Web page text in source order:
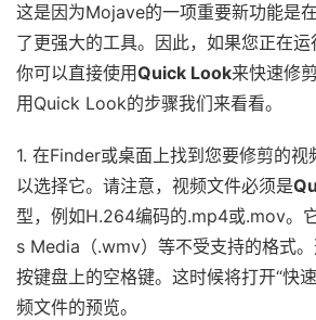
这是因为Mojave的一项重要新功能是
了更强大的工具。因此，如果您正在运
你可以直接使用Quick Look来快速修
用Quick Look的步骤我们来看看。
1. 在Finder或桌面上找到您要修剪的视
以选择它。请注意，视频文件必须是
型，例如H.264编码的.mp4或.mov。
s Media（.wmv）等不受支持的格式。
按键盘上的空格键。这时候将打开“快
频文件的预览。